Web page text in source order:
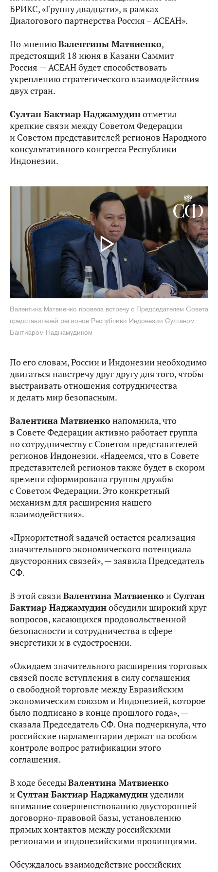
БРИКС, «Группу двадцати», в рамках
Диалогового партнерства Россия – АСЕАН».
По мнениюВалентины Матвиенко,
предстоящий 18 июня в Казани Саммит
Россия — АСЕАН будет способствовать
укреплению стратегического взаимодействия
двух стран.
Султан Бактиар Наджамудинотметил
крепкие связи между Советом Федерации
и Советом представителей регионов Народного
консультативного конгресса Республики
Индонезии.
Валентина Матвиенко провела встречу с Председателем Совета
представителей регионов Республики Индонезии Султаном
Бактиаром Наджамудином
По его словам, России и Индонезии необходимо
двигаться навстречу друг другу для того, чтобы
выстраивать отношения сотрудничества
и делать мир безопасным.
Валентина Матвиенконапомнила, что
в Совете Федерации активно работает группа
по сотрудничеству с Советом представителей
регионов Индонезии. «Надеемся, что в Совете
представителей регионов также будет в скором
времени сформирована группы дружбы
с Советом Федерации. Это конкретный
механизм для расширения нашего
взаимодействия».
«Приоритетной задачей остается реализация
значительного экономического потенциала
двусторонних связей», — заявила Председатель
СФ.
В этой связиВалентина МатвиенкоиСултан
Бактиар Наджамудинобсудили широкий круг
вопросов, касающихся продовольственной
безопасности и сотрудничества в сфере
энергетики и в судостроении.
«Ожидаем значительного расширения торговых
связей после вступления в силу соглашения
о свободной торговле между Евразийским
экономическим союзом и Индонезией, которое
было подписано в конце прошлого года», —
сказала Председатель СФ. Она подчеркнула, что
российские парламентарии держат на особом
контроле вопрос ратификации этого
соглашения.
В ходе беседыВалентина Матвиенко
иСултан Бактиар Наджамудинуделили
внимание совершенствованию двусторонней
договорно-правовой базы, установлению
прямых контактов между российскими
регионами и индонезийскими провинциями.
Обсуждалось взаимодействие российских